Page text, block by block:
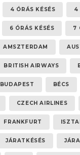
4 ÓRÁS KÉSÉS 4
6 ÓRÁS KÉSÉS 7
AMSZTERDAM
BRITISH AIRWAYS
BUDAPEST BÉCS
CZECH AIRLINES
FRANKFURT
JÁRATKÉSÉS